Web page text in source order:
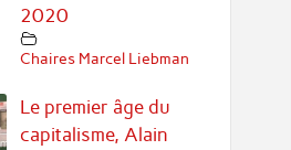
2020
Chaires Marcel Liebman
Le premier âge du
capitalisme, Alain